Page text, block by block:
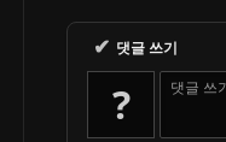
✔ 댓글 쓰기
? 댓글 쓰